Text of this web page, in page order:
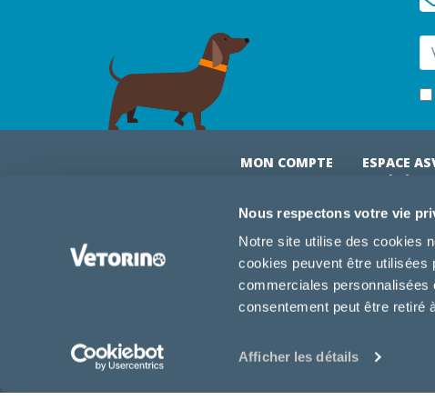
Nous respectons votre vie
Notre site utilise des cookies
cookies peuvent être utilisées
commerciales
consentement peut être retiré
Afficher les détails
MON COMPTE
Mon compte
Mes commandes
Mes abonnements
Conseils vétos
ESPACE
Connexion
Abonnements
Devenir